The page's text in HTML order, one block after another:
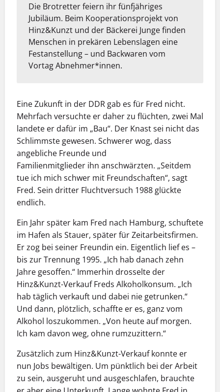
Die Brotretter feiern ihr fünfjähriges
Jubiläum. Beim Kooperationsprojekt von
Hinz&Kunzt und der Bäckerei Junge finden
Menschen in prekären Lebenslagen eine
Festanstellung – und Backwaren vom
Vortag Abnehmer*innen.
Eine Zukunft in der DDR gab es für Fred nicht.
Mehrfach versuchte er daher zu flüchten, zwei Mal
landete er dafür im „Bau“. Der Knast sei nicht das
Schlimmste gewesen. Schwerer wog, dass
angebliche Freunde und
Familienmitglieder ihn anschwärzten. „Seitdem
tue ich mich schwer mit Freundschaften“, sagt
Fred. Sein dritter Fluchtversuch 1988 glückte
endlich.
Ein Jahr später kam Fred nach Hamburg, schuftete
im Hafen als Stauer, später für Zeitarbeitsfirmen.
Er zog bei seiner Freundin ein. Eigentlich lief es –
bis zur Trennung 1995. „Ich hab danach zehn
Jahre ge­soffen.“ Immerhin drosselte der
Hinz&Kunzt-Verkauf Freds Alkoholkonsum. „Ich
hab täglich verkauft und dabei nie getrunken.“
Und dann, plötzlich, schaffte er es, ganz vom
Alkohol loszukommen. „Von heute auf morgen.
Ich kam davon weg, ohne rumzuzittern.“
Zusätzlich zum Hinz&Kunzt-Verkauf konnte er
nun Jobs bewältigen. Um pünktlich bei der Arbeit
zu sein, aus­geruht und ausgeschlafen, brauchte